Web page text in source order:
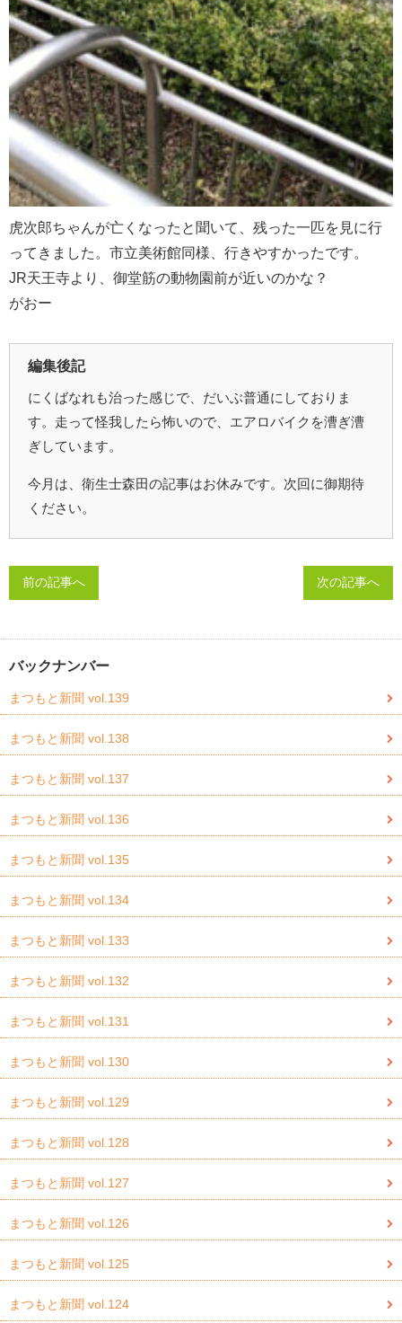
虎次郎ちゃんが亡くなったと聞いて、残った一匹を見に行
ってきました。市立美術館同様、行きやすかったです。
JR天王寺より、御堂筋の動物園前が近いのかな？
がおー
編集後記
にくばなれも治った感じで、だいぶ普通にしておりま
す。走って怪我したら怖いので、エアロバイクを漕ぎ漕
ぎしています。
今月は、衛生士森田の記事はお休みです。次回に御期待
ください。
前の記事へ 次の記事へ
バックナンバー
まつもと新聞 vol.139
まつもと新聞 vol.138
まつもと新聞 vol.137
まつもと新聞 vol.136
まつもと新聞 vol.135
まつもと新聞 vol.134
まつもと新聞 vol.133
まつもと新聞 vol.132
まつもと新聞 vol.131
まつもと新聞 vol.130
まつもと新聞 vol.129
まつもと新聞 vol.128
まつもと新聞 vol.127
まつもと新聞 vol.126
まつもと新聞 vol.125
まつもと新聞 vol.124